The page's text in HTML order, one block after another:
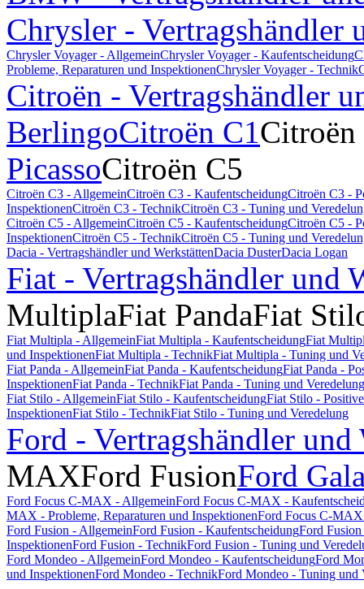
Chrysler - Vertragshändler
Chrysler Voyager - AllgemeinChrysler Voyager - Kaufentscheidung
Probleme, Reparaturen und InspektionenChrysler Voyager - Technik
Citroën - Vertragshändler
BerlingoCitroën C1Citroën
PicassoCitroën C5
Citroën C3 - AllgemeinCitroën C3 - KaufentscheidungCitroën C3 -
InspektionenCitroën C3 - TechnikCitroën C3 - Tuning und
Citroën C5 - AllgemeinCitroën C5 - KaufentscheidungCitroën C5 -
InspektionenCitroën C5 - TechnikCitroën C5 - Tuning und
Dacia - Vertragshändler und WerkstättenDacia DusterDacia Logan
Fiat - Vertragshändler und
MultiplaFiat PandaFiat
Fiat Multipla - AllgemeinFiat Multipla - KaufentscheidungFiat
und InspektionenFiat Multipla - TechnikFiat Multipla - Tuning und
Fiat Panda - AllgemeinFiat Panda - KaufentscheidungFiat Panda -
InspektionenFiat Panda - TechnikFiat Panda - Tuning und Veredelung
Fiat Stilo - AllgemeinFiat Stilo - KaufentscheidungFiat Stilo -
InspektionenFiat Stilo - TechnikFiat Stilo - Tuning und Veredelung
Ford - Vertragshändler und
MAXFord FusionFord
Ford Focus C-MAX - AllgemeinFord Focus C-MAX -
MAX - Probleme, Reparaturen und InspektionenFord Focus C-
Ford Fusion - AllgemeinFord Fusion - KaufentscheidungFord
InspektionenFord Fusion - TechnikFord Fusion - Tuning und
Ford Mondeo - AllgemeinFord Mondeo - KaufentscheidungFord
und InspektionenFord Mondeo - TechnikFord Mondeo - Tuning und